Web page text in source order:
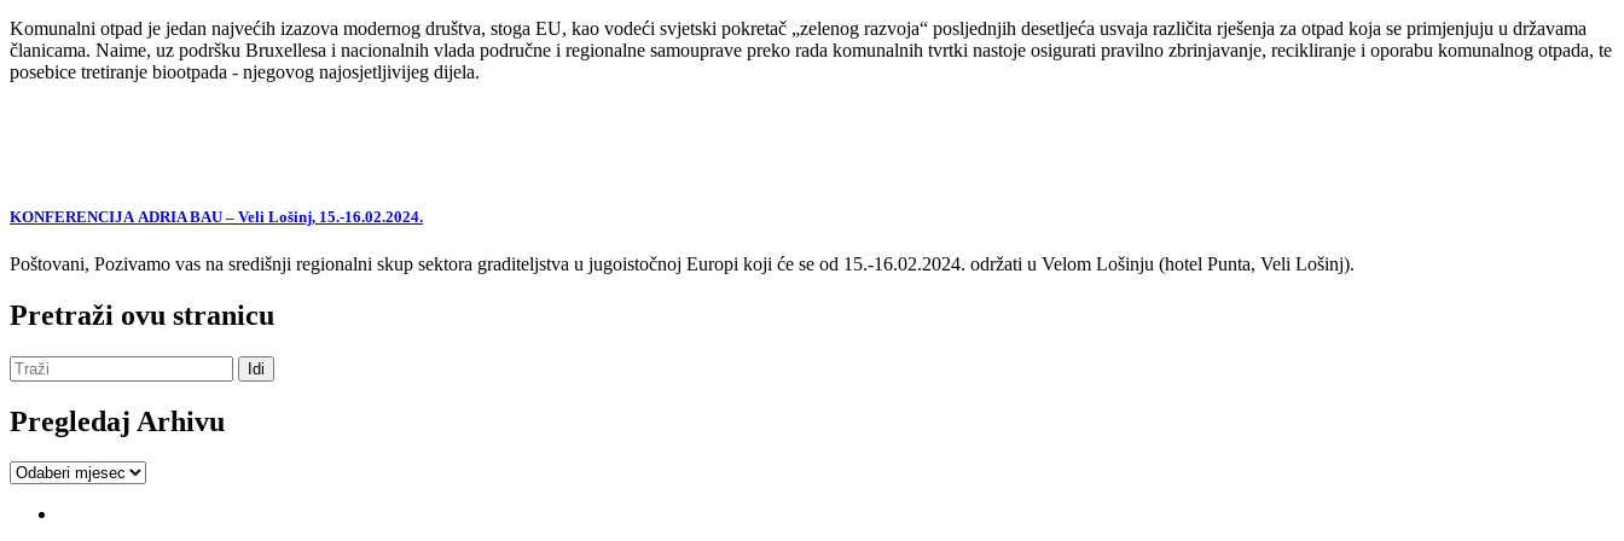
Komunalni otpad je jedan najvećih izazova modernog društva, stoga EU, kao vodeći svjetski pokretač „zelenog razvoja“ posljednjih desetljeća usvaja različita rješenja za otpad koja se primjenjuju u državama
članicama. Naime, uz podršku Bruxellesa i nacionalnih vlada područne i regionalne samouprave preko rada komunalnih tvrtki nastoje osigurati pravilno zbrinjavanje, recikliranje i oporabu komunalnog otpada, te
posebice tretiranje biootpada - njegovog najosjetljivijeg dijela.
KONFERENCIJA ADRIA BAU – Veli Lošinj, 15.-16.02.2024.
Poštovani, Pozivamo vas na središnji regionalni skup sektora graditeljstva u jugoistočnoj Europi koji će se od 15.-16.02.2024. održati u Velom Lošinju (hotel Punta, Veli Lošinj).
Pretraži ovu stranicu
Pregledaj Arhivu
Pregledaj